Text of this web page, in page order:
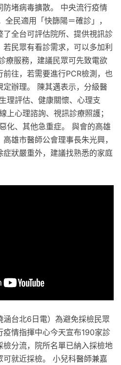
堵病毒擴散。 中央流行疫情
民適用「快篩陽＝確診」，
了全台可評估院所、提供視訊診
民眾有看診需求，可以多加利
療服務，建議民眾可先致電欲
往，若需要進行PCR檢測，也
辦理。 陳其邁表示，分級醫
理評估、健康關懷、心理支
上心理諮詢、視訊診療照護；
化、其他急重症。 與會的高雄
雄市醫師公會理事長朱光興，
狀嚴重外，建議找熟悉的家庭
涵台北6日電）為避免採檢民眾
情指揮中心今天宣布190家診
檢分流，院所名單已納入採檢地
可就近採檢。 小兒科醫師兼嘉